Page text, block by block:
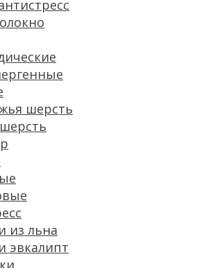
шерсть
из льна
эвкалипт